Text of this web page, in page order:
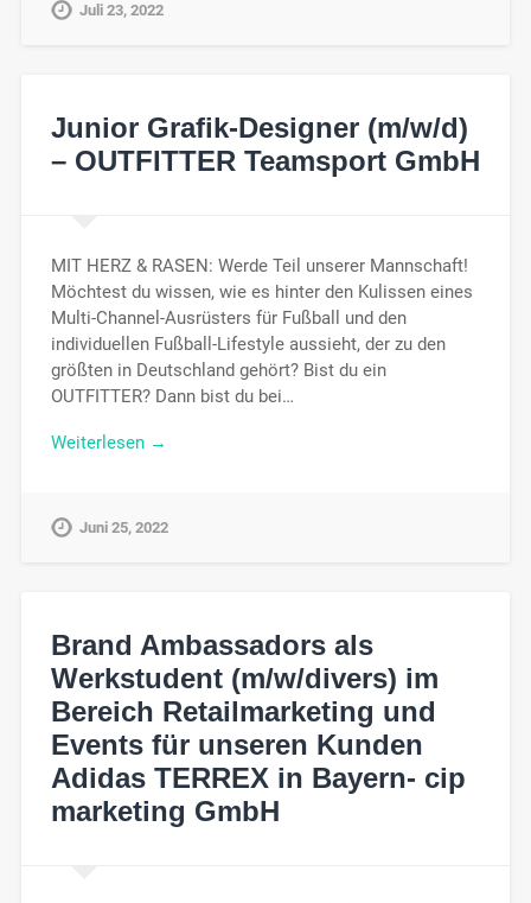
Juli 23, 2022
Junior Grafik-Designer (m/w/d)
– OUTFITTER Teamsport GmbH
MIT HERZ & RASEN: Werde Teil unserer Mannschaft!
Möchtest du wissen, wie es hinter den Kulissen eines
Multi-Channel-Ausrüsters für Fußball und den
individuellen Fußball-Lifestyle aussieht, der zu den
größten in Deutschland gehört? Bist du ein
OUTFITTER? Dann bist du bei…
Weiterlesen →
Juni 25, 2022
Brand Ambassadors als
Werkstudent (m/w/divers) im
Bereich Retailmarketing und
Events für unseren Kunden
Adidas TERREX in Bayern- cip
marketing GmbH